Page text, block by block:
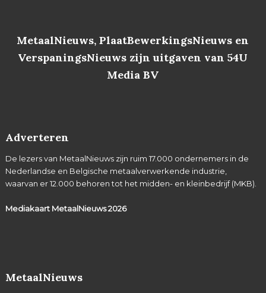
MetaalNieuws, PlaatBewerkingsNieuws en
VerspaningsNieuws zijn uitgaven van 54U
Media BV
Adverteren
De lezers van MetaalNieuws zijn ruim 17.000 ondernemers in de
Nederlandse en Belgische metaalverwerkende industrie,
waarvan er 12.000 behoren tot het midden- en kleinbedrijf (MKB).
Mediakaart MetaalNieuws2026
MetaalNieuws